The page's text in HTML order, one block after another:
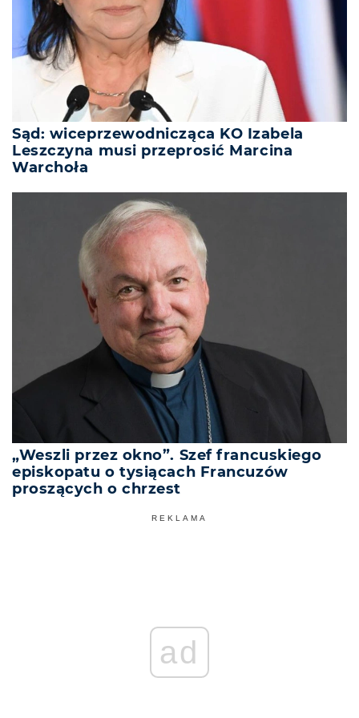
Sąd: wiceprzewodnicząca KO Izabela
Leszczyna musi przeprosić Marcina
Warchoła
„Weszli przez okno”. Szef francuskiego
episkopatu o tysiącach Francuzów
proszących o chrzest
REKLAMA
ad